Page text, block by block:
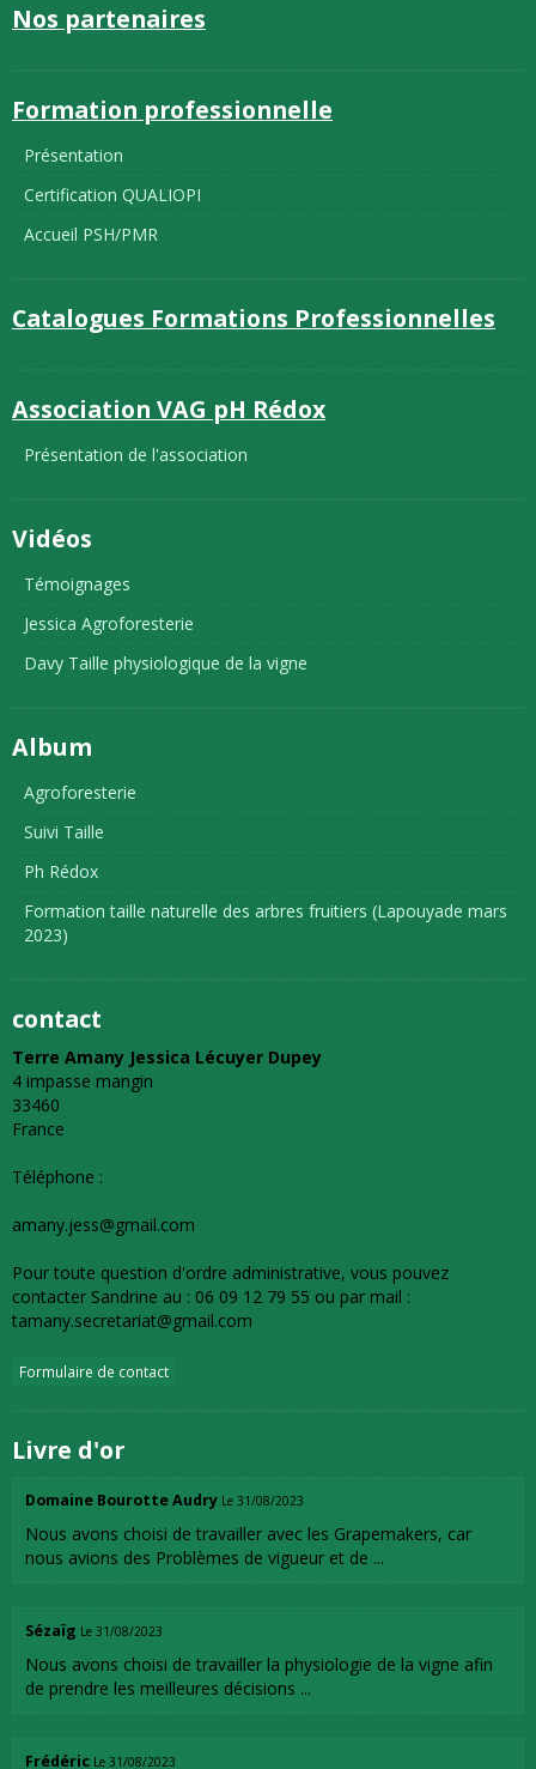
Nos partenaires
Formation professionnelle
Présentation
Certification QUALIOPI
Accueil PSH/PMR
Catalogues Formations Professionnelles
Association VAG pH Rédox
Présentation de l'association
Vidéos
Témoignages
Jessica Agroforesterie
Davy Taille physiologique de la vigne
Album
Agroforesterie
Suivi Taille
Ph Rédox
Formation taille naturelle des arbres fruitiers (Lapouyade mars
2023)
contact
Terre Amany Jessica Lécuyer Dupey
4 impasse mangin
33460
France
Téléphone :
amany.jess@gmail.com
Pour toute question d'ordre administrative, vous pouvez
contacter Sandrine au : 06 09 12 79 55 ou par mail :
tamany.secretariat@gmail.com
Formulaire de contact
Livre d'or
Domaine Bourotte Audry Le 31/08/2023
Nous avons choisi de travailler avec les Grapemakers, car
nous avions des Problèmes de vigueur et de ...
Sézaïg Le 31/08/2023
Nous avons choisi de travailler la physiologie de la vigne afin
de prendre les meilleures décisions ...
Frédéric Le 31/08/2023